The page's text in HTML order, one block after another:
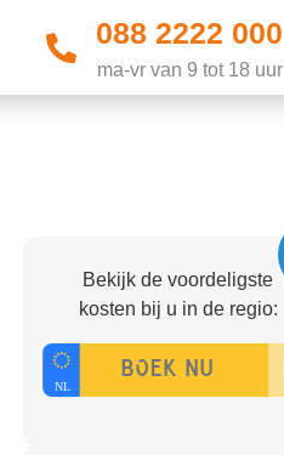
088 2222 000
ma-vr van 9 tot 18 uur
Bekijk de voordeligste
kosten bij u in de regio: